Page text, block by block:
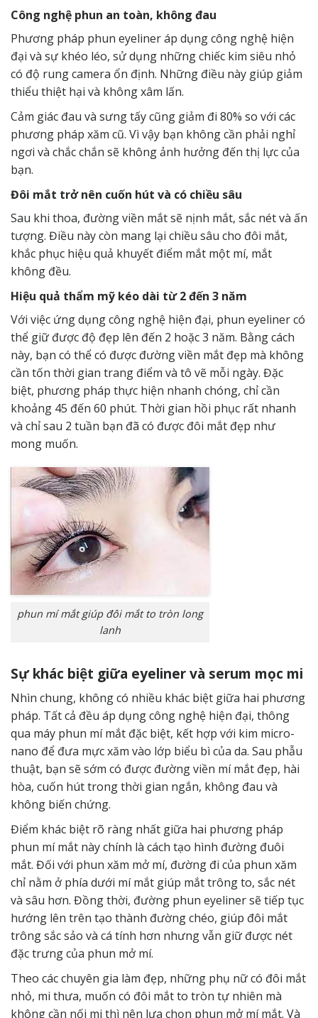
Công nghệ phun an toàn, không đau
Phương pháp phun eyeliner áp dụng công nghệ hiện
đại và sự khéo léo, sử dụng những chiếc kim siêu nhỏ
có độ rung camera ổn định. Những điều này giúp giảm
thiểu thiệt hại và không xâm lấn.
Cảm giác đau và sưng tấy cũng giảm đi 80% so với các
phương pháp xăm cũ. Vì vậy bạn không cần phải nghỉ
ngơi và chắc chắn sẽ không ảnh hưởng đến thị lực của
bạn.
Đôi mắt trở nên cuốn hút và có chiều sâu
Sau khi thoa, đường viền mắt sẽ nịnh mắt, sắc nét và ấn
tượng. Điều này còn mang lại chiều sâu cho đôi mắt,
khắc phục hiệu quả khuyết điểm mắt một mí, mắt
không đều.
Hiệu quả thẩm mỹ kéo dài từ 2 đến 3 năm
Với việc ứng dụng công nghệ hiện đại, phun eyeliner có
thể giữ được độ đẹp lên đến 2 hoặc 3 năm. Bằng cách
này, bạn có thể có được đường viền mắt đẹp mà không
cần tốn thời gian trang điểm và tô vẽ mỗi ngày. Đặc
biệt, phương pháp thực hiện nhanh chóng, chỉ cần
khoảng 45 đến 60 phút. Thời gian hồi phục rất nhanh
và chỉ sau 2 tuần bạn đã có được đôi mắt đẹp như
mong muốn.
phun mí mắt giúp đôi mắt to tròn long
lanh
Sự khác biệt giữa eyeliner và serum mọc mi
Nhìn chung, không có nhiều khác biệt giữa hai phương
pháp. Tất cả đều áp dụng công nghệ hiện đại, thông
qua máy phun mí mắt đặc biệt, kết hợp với kim micro-
nano để đưa mực xăm vào lớp biểu bì của da. Sau phẫu
thuật, bạn sẽ sớm có được đường viền mí mắt đẹp, hài
hòa, cuốn hút trong thời gian ngắn, không đau và
không biến chứng.
Điểm khác biệt rõ ràng nhất giữa hai phương pháp
phun mí mắt này chính là cách tạo hình đường đuôi
mắt. Đối với phun xăm mở mí, đường đi của phun xăm
chỉ nằm ở phía dưới mí mắt giúp mắt trông to, sắc nét
và sâu hơn. Đồng thời, đường phun eyeliner sẽ tiếp tục
hướng lên trên tạo thành đường chéo, giúp đôi mắt
trông sắc sảo và cá tính hơn nhưng vẫn giữ được nét
đặc trưng của phun mở mí.
Theo các chuyên gia làm đẹp, những phụ nữ có đôi mắt
nhỏ, mi thưa, muốn có đôi mắt to tròn tự nhiên mà
không cần nối mi thì nên lựa chọn phun mở mí mắt. Và